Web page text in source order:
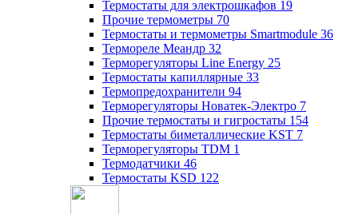
Термостаты для электрошкафов 19
Прочие термометры 70
Термостаты и термометры Smartmodule 36
Термореле Меандр 32
Терморегуляторы Line Energy 25
Термостаты капиллярные 33
Термопредохранители 94
Терморегуляторы Новатек-Электро 7
Прочие термостаты и гигростаты 154
Термостаты биметаллические KST 7
Терморегуляторы TDM 1
Термодатчики 46
Термостаты KSD 122